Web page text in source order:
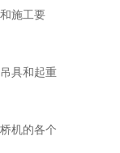
施工要
具和起重
机的各个